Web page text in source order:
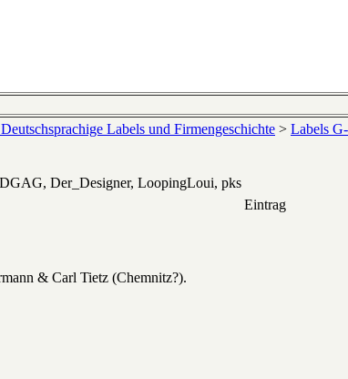
Labels und Firmengeschichte > Labels
Der_Designer, LoopingLoui, pks
Eintrag
& Carl Tietz (Chemnitz?).